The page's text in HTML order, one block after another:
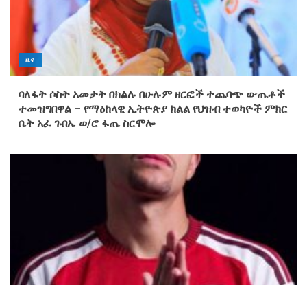
ዜና
ባለፋት ሶስት አመታት በክልሉ በሁሉም ዘርፎች ተጨባጭ ውጤቶች
ተመዝግበዋል – የማዕከላዊ ኢትዮጵያ ክልል የህዝብ ተወካዮች ምክር
ቤት አፈ ጉበኤ ወ/ሮ ፋጤ ስርሞሎ